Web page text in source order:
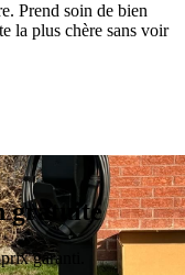
Prend soin de bien
la plus chère sans voir
gratuite
garanti.